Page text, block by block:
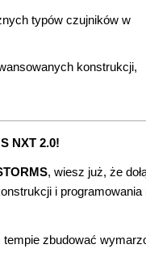
typów czujników w
konstrukcji,
NXT 2.0!
, wiesz już, że
i
zbudować